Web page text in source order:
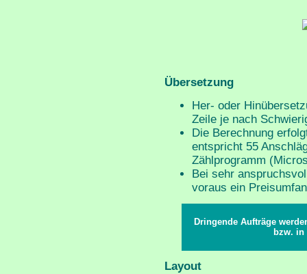
Übersetzung
Her- oder
Zeile je nach
Die Berechnung
entspricht 55
Zählprogramm
Bei sehr
voraus ein
Dringende Aufträge
bzw. in
Layout